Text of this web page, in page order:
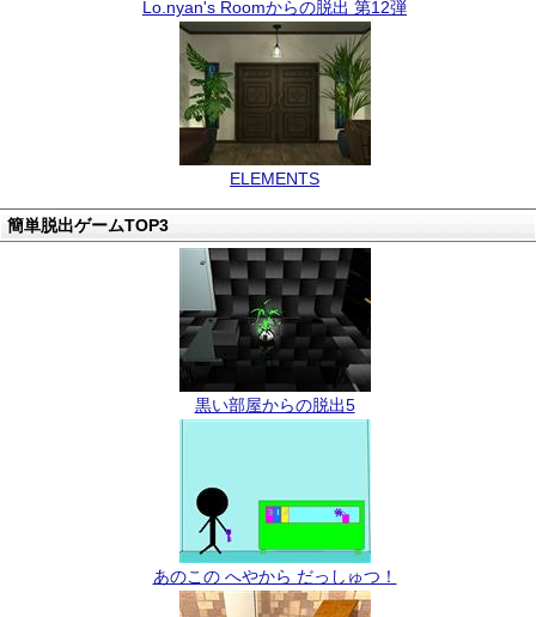
Lo.nyan's Roomからの脱出 第12弾
ELEMENTS
簡単脱出ゲームTOP3
黒い部屋からの脱出5
あのこの へやから だっしゅつ！